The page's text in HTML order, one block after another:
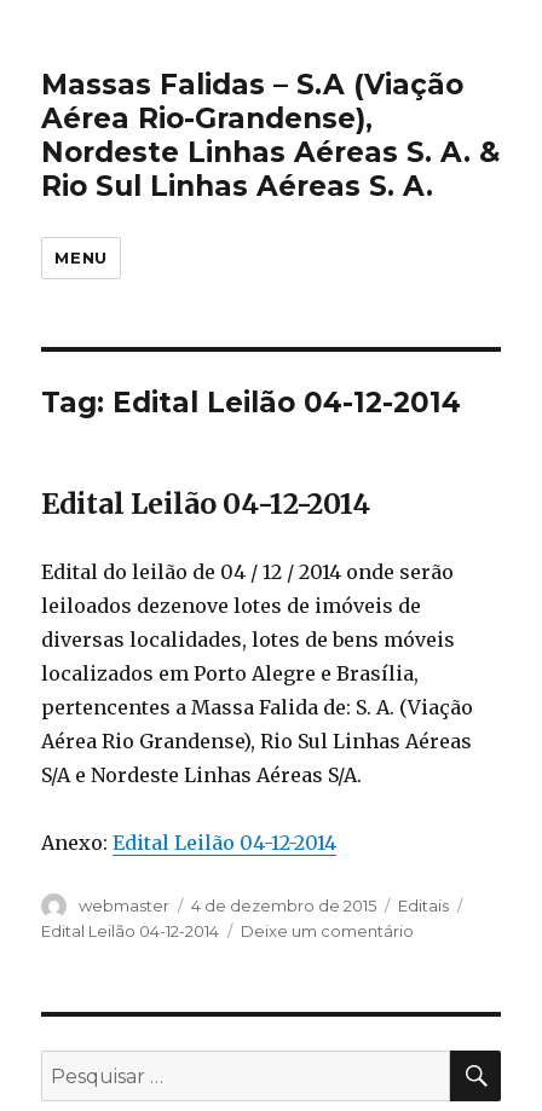
Massas Falidas – S.A (Viação
Aérea Rio-Grandense),
Nordeste Linhas Aéreas S. A. &
Rio Sul Linhas Aéreas S. A.
MENU
Tag: Edital Leilão 04-12-2014
Edital Leilão 04-12-2014
Edital do leilão de 04 / 12 / 2014 onde serão
leiloados dezenove lotes de imóveis de
diversas localidades, lotes de bens móveis
localizados em Porto Alegre e Brasília,
pertencentes a Massa Falida de: S. A. (Viação
Aérea Rio Grandense), Rio Sul Linhas Aéreas
S/A e Nordeste Linhas Aéreas S/A.
Anexo:Edital Leilão 04-12-2014
Autor
webmaster
Publicado
em
4 de dezembro de 2015 Categorias
Editais
Edital Leilão 04-12-2014
Deixe um comentário
Pesquisar
por: